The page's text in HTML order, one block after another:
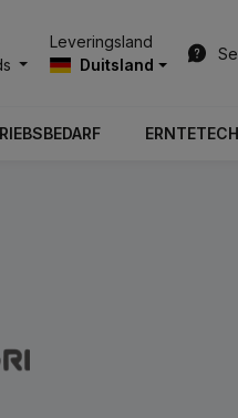
Leveringsland
Duitsland